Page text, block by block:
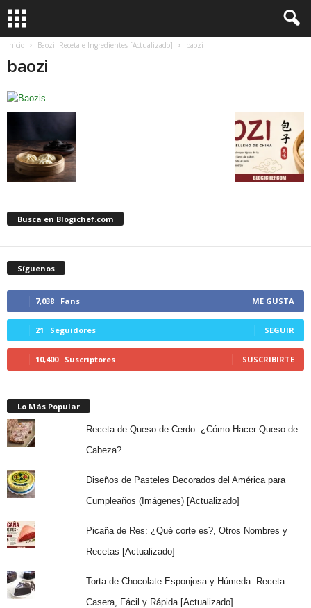
Inicio Baozi: Receta e Ingredientes [Actualizado] baozi
baozi
Busca en Blogichef.com
Síguenos
7,038 Fans ME GUSTA
21 Seguidores SEGUIR
10,400 Suscriptores SUSCRIBIRTE
Lo Más Popular
Receta de Queso de Cerdo: ¿Cómo Hacer Queso de
Cabeza?
Diseños de Pasteles Decorados del América para
Cumpleaños (Imágenes) [Actualizado]
Picaña de Res: ¿Qué corte es?, Otros Nombres y
Recetas [Actualizado]
Torta de Chocolate Esponjosa y Húmeda: Receta
Casera, Fácil y Rápida [Actualizado]